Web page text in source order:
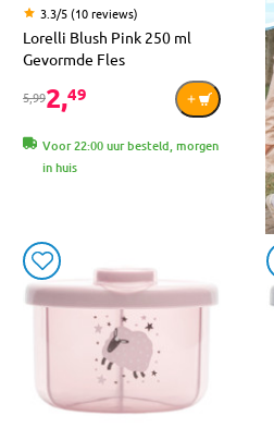
3.3/5 (10 reviews)
Lorelli Blush Pink 250 ml
Gevormde Fles
5,992,49
Voor 22:00 uur besteld, morgen
in huis